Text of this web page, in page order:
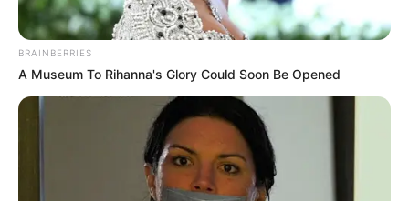
BRAINBERRIES
A Museum To Rihanna's Glory Could Soon Be Opened